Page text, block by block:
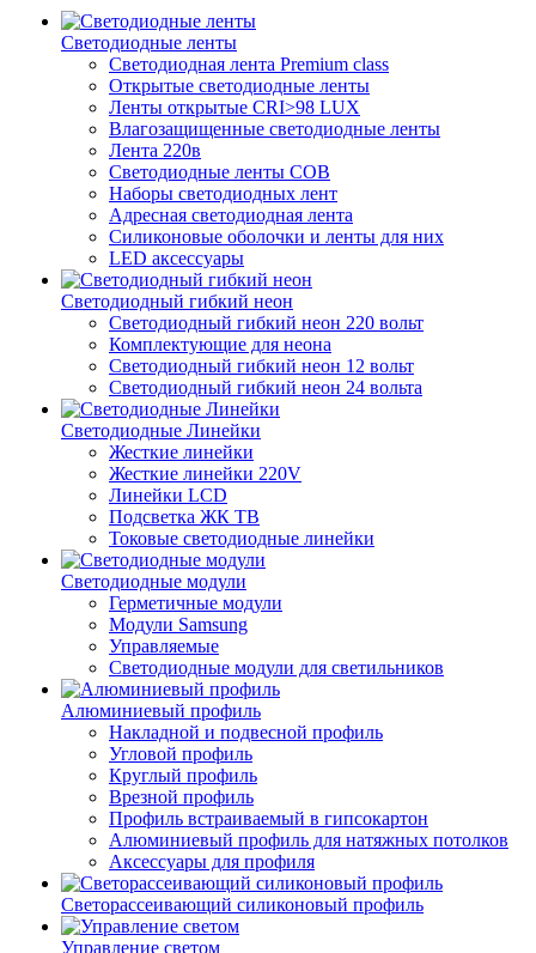
Светодиодные ленты
Светодиодная лента Premium class
Открытые светодиодные ленты
Ленты открытые CRI>98 LUX
Влагозащищенные светодиодные ленты
Лента 220в
Светодиодные ленты COB
Наборы светодиодных лент
Адресная светодиодная лента
Силиконовые оболочки и ленты для них
LED аксессуары
Светодиодный гибкий неон
Светодиодный гибкий неон 220 вольт
Комплектующие для неона
Светодиодный гибкий неон 12 вольт
Светодиодный гибкий неон 24 вольта
Светодиодные Линейки
Жесткие линейки
Жесткие линейки 220V
Линейки LCD
Подсветка ЖК ТВ
Токовые светодиодные линейки
Светодиодные модули
Герметичные модули
Модули Samsung
Управляемые
Светодиодные модули для светильников
Алюминиевый профиль
Накладной и подвесной профиль
Угловой профиль
Круглый профиль
Врезной профиль
Профиль встраиваемый в гипсокартон
Алюминиевый профиль для натяжных потолков
Аксессуары для профиля
Светорассеивающий силиконовый профиль
Управление светом